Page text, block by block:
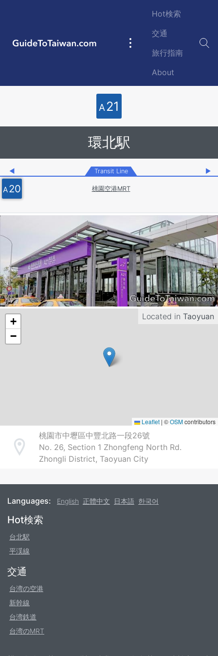
GuideToTaiwan.com
Main
Hot検索
交通
旅行指南
About
A 21
環北駅
◀ Transit Line ▶
A20 桃園空港MRT
Located in Taoyuan
+
−
Leaflet | ©OSMcontributors
Address
桃園市中壢區中豐北路一段26號
No. 26, Section 1 Zhongfeng North Rd.
Zhongli District, Taoyuan City
Languages: English 正體中文 日本語 한국어
Footer
Hot検索
台北駅
平渓線
交通
台湾の空港
新幹線
台湾鉄道
台湾のMRT